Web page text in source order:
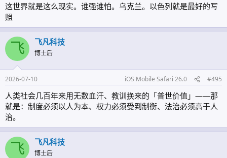
这世界就是这么现实。谁强谁怕。乌克兰。以色列就是最好的写
照
飞 飞凡科技
博士后
2026-07-10 iOS Mobile Safari 26.0 #495
人类社会几百年来用无数血汗、教训换来的「普世价值」——那
就是：制度必须以人为本、权力必须受到制衡、法治必须高于人
治。
飞 飞凡科技
博士后